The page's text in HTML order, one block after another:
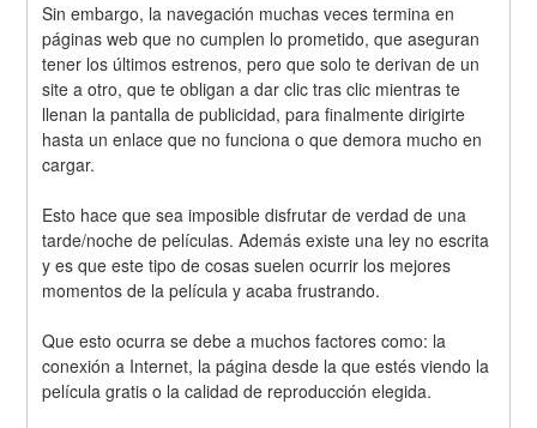
Sin embargo, la navegación muchas veces termina en
páginas web que no cumplen lo prometido, que aseguran
tener los últimos estrenos, pero que solo te derivan de un
site a otro, que te obligan a dar clic tras clic mientras te
llenan la pantalla de publicidad, para finalmente dirigirte
hasta un enlace que no funciona o que demora mucho en
cargar.
Esto hace que sea imposible disfrutar de verdad de una
tarde/noche de películas. Además existe una ley no escrita
y es que este tipo de cosas suelen ocurrir los mejores
momentos de la película y acaba frustrando.
Que esto ocurra se debe a muchos factores como: la
conexión a Internet, la página desde la que estés viendo la
película gratis o la calidad de reproducción elegida.